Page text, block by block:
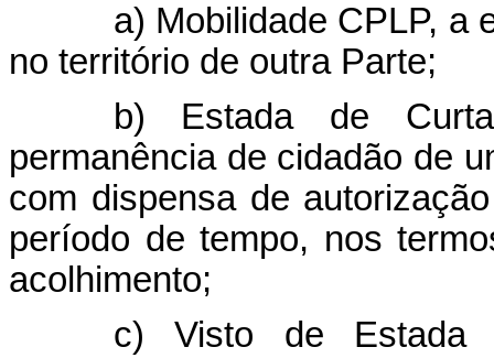
a) Mobilidade CPLP, a
no território de outra Parte;
b) Estada de
permanência de cidadão de
com dispensa de
período de tempo, nos
acolhimento;
c) Visto de Estada